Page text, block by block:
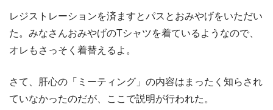
レジストレーションを済ますとパスとおみやげをいただい
た。みなさんおみやげのTシャツを着ているようなので、
オレもさっそく着替えるよ。
さて、肝心の「ミーティング」の内容はまったく知らされ
ていなかったのだが、ここで説明が行われた。